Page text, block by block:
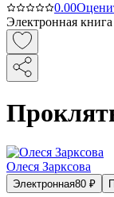
0.00
Электронная книга
Олеся Зарксова
Электронная80 ₽